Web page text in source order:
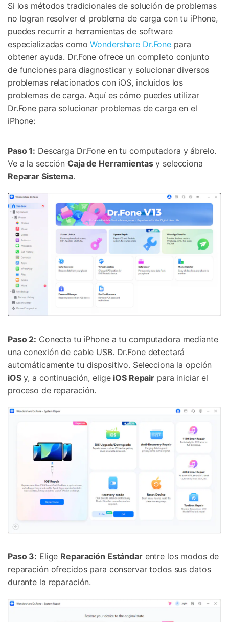
Si los métodos tradicionales de solución de problemas
no logran resolver el problema de carga con tu iPhone,
puedes recurrir a herramientas de software
especializadas comoWondershare Dr.Fone para
obtener ayuda. Dr.Fone ofrece un completo conjunto
de funciones para diagnosticar y solucionar diversos
problemas relacionados con iOS, incluidos los
problemas de carga. Aquí es cómo puedes utilizar
Dr.Fone para solucionar problemas de carga en el
iPhone:
Paso 1: Descarga Dr.Fone en tu computadora y ábrelo.
Ve a la sección Caja de Herramientasy selecciona
Reparar Sistema.
Paso 2: Conecta tu iPhone a tu computadora mediante
una conexión de cable USB. Dr.Fone detectará
automáticamente tu dispositivo. Selecciona la opción
iOSy, a continuación, elige iOS Repair para iniciar el
proceso de reparación.
Paso 3: Elige Reparación Estándarentre los modos de
reparación ofrecidos para conservar todos sus datos
durante la reparación.